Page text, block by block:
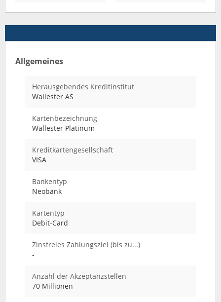
Allgemeines
Herausgebendes Kreditinstitut
Wallester AS
Kartenbezeichnung
Wallester Platinum
Kreditkartengesellschaft
VISA
Bankentyp
Neobank
Kartentyp
Debit-Card
Zinsfreies Zahlungsziel (bis zu...)
-
Anzahl der Akzeptanzstellen
70 Millionen